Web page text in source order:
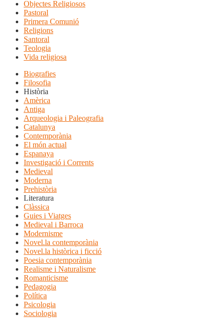
Objectes Religiosos
Pastoral
Primera Comunió
Religions
Santoral
Teologia
Vida religiosa
Biografies
Filosofia
Història
Amèrica
Antiga
Arqueologia i Paleografia
Catalunya
Contemporània
El món actual
Espanaya
Investigació i Corrents
Medieval
Moderna
Prehistòria
Literatura
Clàssica
Guies i Viatges
Medieval i Barroca
Modernisme
Novel.la contemporània
Novel.la històrica i ficció
Poesia contemporània
Realisme i Naturalisme
Romanticisme
Pedagogia
Política
Psicologia
Sociologia